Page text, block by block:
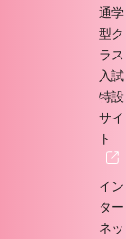
通学
型ク
ラス
入試
特設
サイ
ト
イン
ター
ネッ